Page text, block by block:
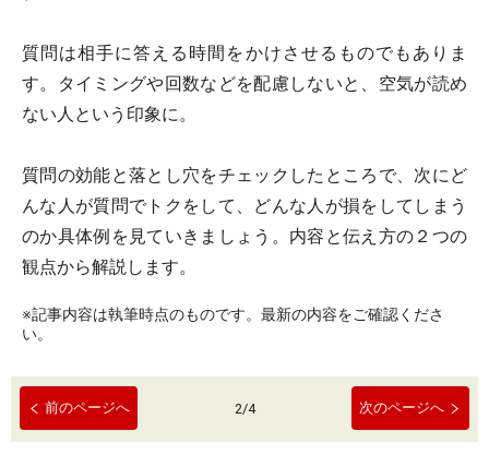
質問は相手に答える時間をかけさせるものでもありま
す。タイミングや回数などを配慮しないと、空気が読め
ない人という印象に。
質問の効能と落とし穴をチェックしたところで、次にど
んな人が質問でトクをして、どんな人が損をしてしまう
のか具体例を見ていきましょう。内容と伝え方の２つの
観点から解説します。
※記事内容は執筆時点のものです。最新の内容をご確認くださ
い。
前のページへ 2/4 次のページへ